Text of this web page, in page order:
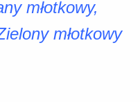
młotkowy,
młotkowy